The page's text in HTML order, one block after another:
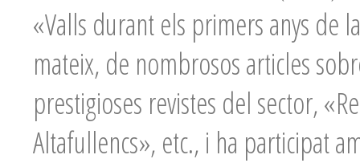
«Valls durant els primers anys de
mateix, de nombrosos articles
prestigioses revistes del sector,
Altafullencs», etc., i ha participat